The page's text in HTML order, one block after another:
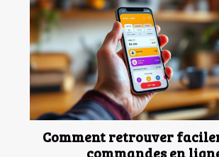
Comment retrouver
commandes en